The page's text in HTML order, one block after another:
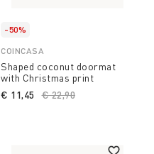
-50%
COINCASA
Shaped coconut doormat
with Christmas print
Price reduced from
€ 22,90
€ 11,45